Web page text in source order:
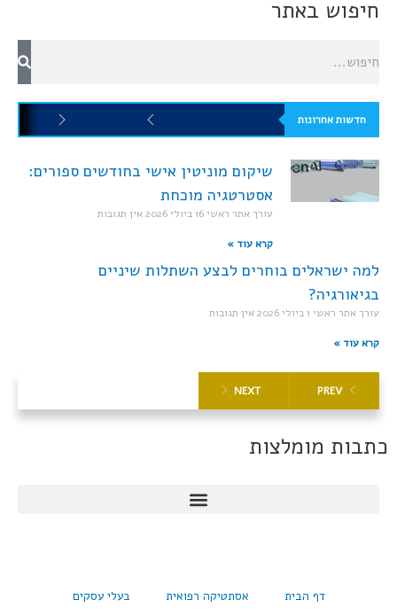
חיפוש באתר
חדשות אחרונות
שיקום מוניטין אישי בחודשים ספורים:
אסטרטגיה מוכחת
עורך אתר ראשי16 ביולי 2026 אין תגובות
קרא עוד »
למה ישראלים בוחרים לבצע השתלות שיניים
בגיאורגיה?
עורך אתר ראשי 1 ביולי 2026 אין תגובות
קרא עוד »
PREV
NEXT
כתבות מומלצות
דף הבית אסתטיקה רפואית בעלי עסקים